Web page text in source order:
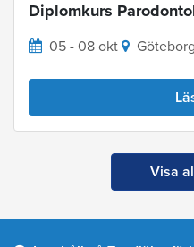
Diplomkurs
05 - 08 okt Göteborg
Visa